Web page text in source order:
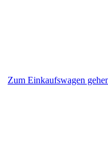
Zum Einkaufswagen